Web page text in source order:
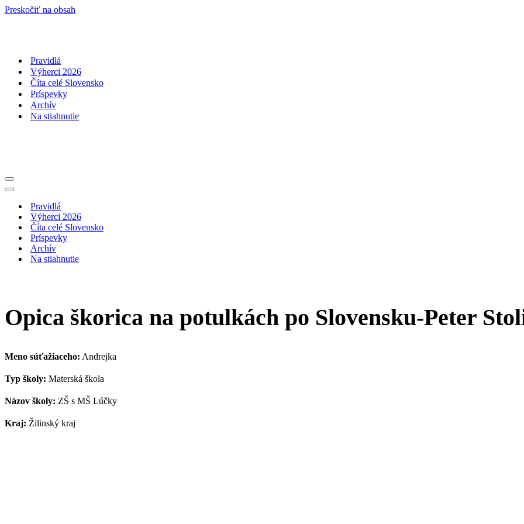
Preskočiť na obsah
Pravidlá
Výherci 2026
Číta celé Slovensko
Príspevky
Archív
Na stiahnutie
Menu
navigácie
Menu
navigáciePravidlá
Výherci 2026
Číta celé Slovensko
Príspevky
Archív
Na stiahnutie
Opica škorica na potulkách po Slovensku-Peter
Meno súťažiaceho: Andrejka
Typ školy: Materská škola
Názov školy: ZŠ s MŠ Lúčky
Kraj: Žilinský kraj